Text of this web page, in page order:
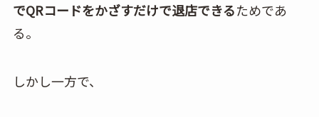
でQRコードをかざすだけで退店できるためであ
る。
しかし一方で、